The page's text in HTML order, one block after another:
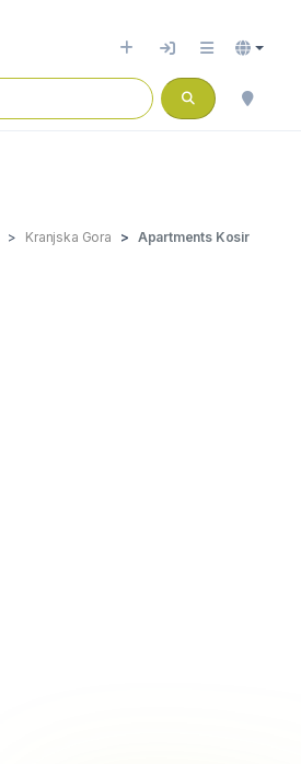
Kranjska Gora Apartments Kosir